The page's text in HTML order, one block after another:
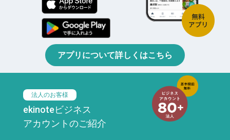
アプリについて詳しくはこちら
法人のお客様
ekinoteビジネス
アカウントのご紹介